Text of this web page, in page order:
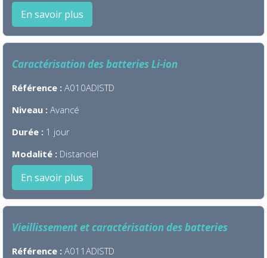
En savoir plus
Caractérisation des batteries Li-ion
Référence : A010ADISTD
Niveau : Avancé
Durée : 1 jour
Modalité : Distanciel
En savoir plus
Vieillissement et caractérisation des batteries
Référence : A011ADISTD